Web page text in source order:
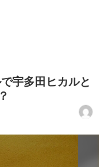
宇多田ヒカルと